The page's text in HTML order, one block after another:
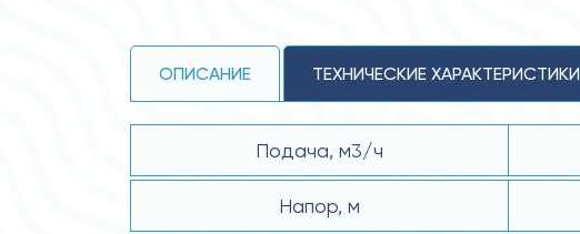
ОПИСАНИЕ ТЕХНИЧЕСКИЕ ХАРАКТЕРИСТИКИ
Подача, м3/ч
Напор, м